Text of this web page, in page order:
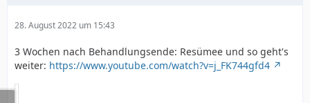
28. August 2022 um 15:43
3 Wochen nach Behandlungsende: Resümee und so geht's
weiter: https://www.youtube.com/watch?v=j_FK744gfd4